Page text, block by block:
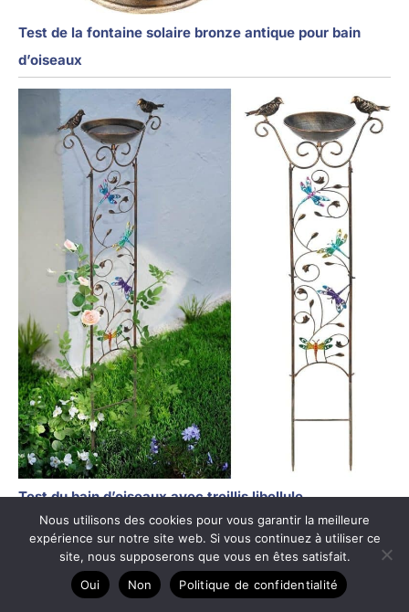
Test de la fontaine solaire bronze antique pour bain
d’oiseaux
Test du bain d’oiseaux avec treillis libellule
Nous utilisons des cookies pour vous garantir la meilleure
expérience sur notre site web. Si vous continuez à utiliser ce
site, nous supposerons que vous en êtes satisfait.
Oui
Non Politique de confidentialité